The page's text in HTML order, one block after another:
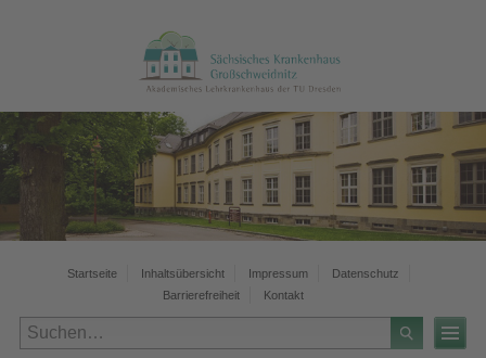
Startseite Inhaltsübersicht Impressum
Datenschutz
Barrierefreiheit
Kontakt